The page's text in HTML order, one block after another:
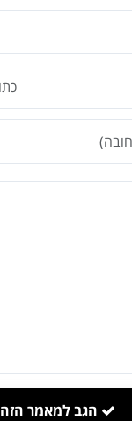
הגב למאמר הזה